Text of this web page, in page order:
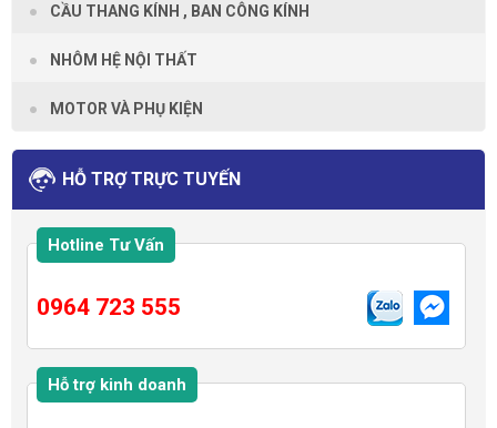
CẦU THANG KÍNH , BAN CÔNG KÍNH
NHÔM HỆ NỘI THẤT
MOTOR VÀ PHỤ KIỆN
HỖ TRỢ TRỰC TUYẾN
Hotline Tư Vấn
0964 723 555
Hỗ trợ kinh doanh